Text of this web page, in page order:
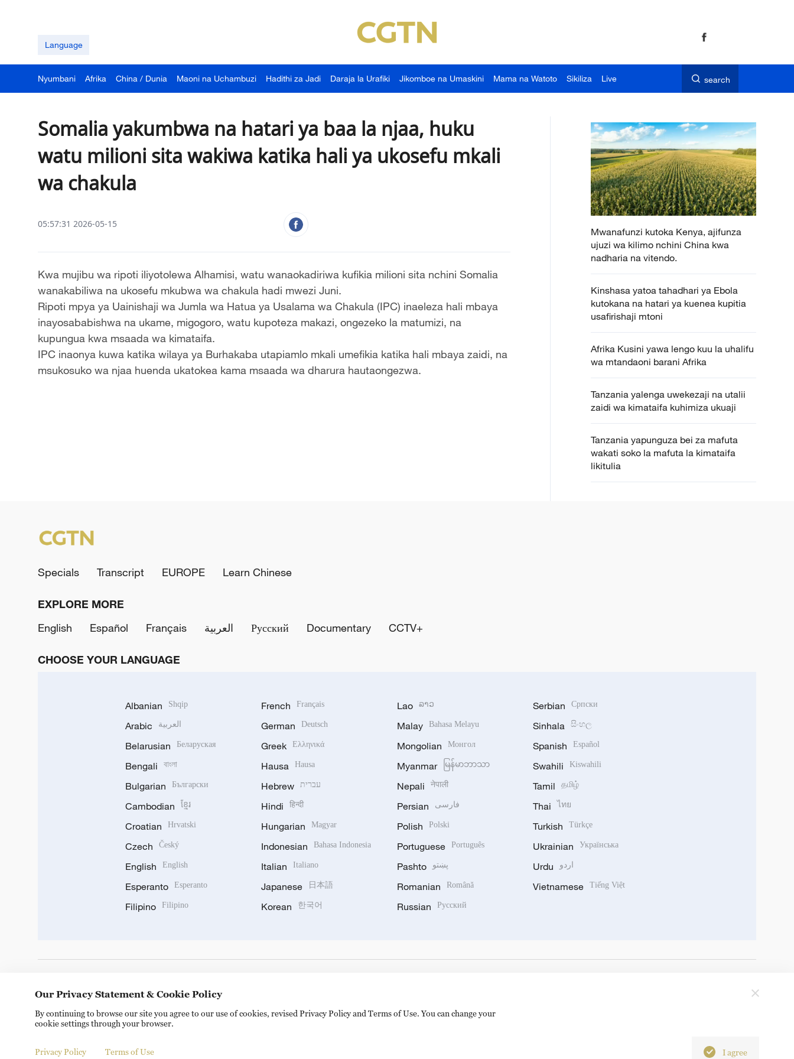
Language
Nyumbani Afrika China / Dunia Maoni na Uchambuzi Hadithi za Jadi Daraja la Urafiki Jikomboe na Umaskini Mama na Watoto Sikiliza Live search
Somalia yakumbwa na hatari ya baa la njaa, huku
watu milioni sita wakiwa katika hali ya ukosefu mkali
wa chakula
05:57:31 2026-05-15
Kwa mujibu wa ripoti iliyotolewa Alhamisi, watu wanaokadiriwa kufikia milioni sita nchini Somalia
wanakabiliwa na ukosefu mkubwa wa chakula hadi mwezi Juni.
Ripoti mpya ya Uainishaji wa Jumla wa Hatua ya Usalama wa Chakula (IPC) inaeleza hali mbaya
inayosababishwa na ukame, migogoro, watu kupoteza makazi, ongezeko la matumizi, na
kupungua kwa msaada wa kimataifa.
IPC inaonya kuwa katika wilaya ya Burhakaba utapiamlo mkali umefikia katika hali mbaya zaidi, na
msukosuko wa njaa huenda ukatokea kama msaada wa dharura hautaongezwa.
Mwanafunzi kutoka Kenya, ajifunza
ujuzi wa kilimo nchini China kwa
nadharia na vitendo.
Kinshasa yatoa tahadhari ya Ebola
kutokana na hatari ya kuenea kupitia
usafirishaji mtoni
Afrika Kusini yawa lengo kuu la uhalifu
wa mtandaoni barani Afrika
Tanzania yalenga uwekezaji na utalii
zaidi wa kimataifa kuhimiza ukuaji
Tanzania yapunguza bei za mafuta
wakati soko la mafuta la kimataifa
likitulia
Specials Transcript EUROPE Learn Chinese
EXPLORE MORE
English
Español Français العربية Русский Documentary CCTV+
CHOOSE YOUR LANGUAGE
Albanian Shqip
Arabic العربية
Belarusian Беларуская
Bengali বাংলা
Bulgarian Български
Cambodian ខ្មែរ
Croatian Hrvatski
Czech Český
English English
Esperanto Esperanto
Filipino Filipino
French Français
German Deutsch
Greek Ελληνικά
Hausa Hausa
Hebrew עברית
Hindi हिन्दी
Hungarian Magyar
Indonesian Bahasa Indonesia
Italian Italiano
Japanese 日本語
Korean 한국어
Lao ລາວ
Malay Bahasa Melayu
Mongolian Монгол
Myanmar မြန်မာဘာသာ
Nepali नेपाली
Persian فارسی
Polish Polski
Portuguese Português
Pashto پښتو
Romanian Română
Russian Русский
Serbian Српски
Sinhala සිංහල
Spanish Español
Swahili Kiswahili
Tamil தமிழ்
Thai ไทย
Turkish Türkçe
Ukrainian Українська
Urdu اردو
Vietnamese Tiếng Việt
Copyright © 2024 CGTN. 京ICP备20000184号
Our Privacy Statement & Cookie Policy
By continuing to browse our site you agree to our use of cookies, revised Privacy Policy and Terms of Use. You can change your
cookie settings through your browser.
Privacy Policy Terms of Use I agree